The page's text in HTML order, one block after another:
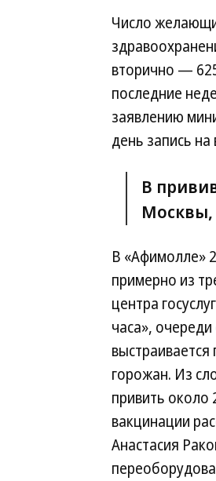
Число
вторично —
последние
заявлению
день запись
В
Москвы
В «Афимолле»
примерно из
центра
часа»,
горожан. Из
привить около
вакцинации
Анастасия